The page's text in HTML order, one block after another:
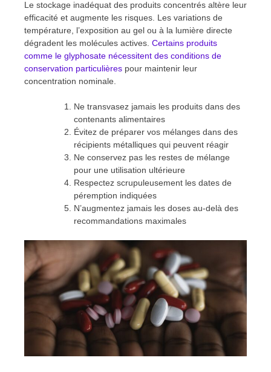
Le stockage inadéquat des produits concentrés altère leur
efficacité et augmente les risques. Les variations de
température, l’exposition au gel ou à la lumière directe
dégradent les molécules actives. Certains produits
comme le glyphosate nécessitent des conditions de
conservation particulières pour maintenir leur
concentration nominale.
Ne transvasez jamais les produits dans des
contenants alimentaires
Évitez de préparer vos mélanges dans des
récipients métalliques qui peuvent réagir
Ne conservez pas les restes de mélange
pour une utilisation ultérieure
Respectez scrupuleusement les dates de
péremption indiquées
N’augmentez jamais les doses au-delà des
recommandations maximales